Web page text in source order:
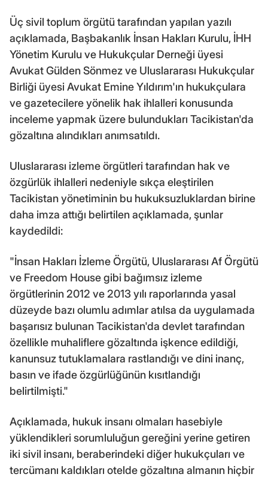
Üç sivil toplum örgütü tarafından yapılan yazılı
açıklamada, Başbakanlık İnsan Hakları Kurulu, İHH
Yönetim Kurulu ve Hukukçular Derneği üyesi
Avukat Gülden Sönmez ve Uluslararası Hukukçular
Birliği üyesi Avukat Emine Yıldırım'ın hukukçulara
ve gazetecilere yönelik hak ihlalleri konusunda
inceleme yapmak üzere bulundukları Tacikistan'da
gözaltına alındıkları anımsatıldı.
Uluslararası izleme örgütleri tarafından hak ve
özgürlük ihlalleri nedeniyle sıkça eleştirilen
Tacikistan yönetiminin bu hukuksuzluklardan birine
daha imza attığı belirtilen açıklamada, şunlar
kaydedildi:
"İnsan Hakları İzleme Örgütü, Uluslararası Af Örgütü
ve Freedom House gibi bağımsız izleme
örgütlerinin 2012 ve 2013 yılı raporlarında yasal
düzeyde bazı olumlu adımlar atılsa da uygulamada
başarısız bulunan Tacikistan'da devlet tarafından
özellikle muhaliflere gözaltında işkence edildiği,
kanunsuz tutuklamalara rastlandığı ve dini inanç,
basın ve ifade özgürlüğünün kısıtlandığı
belirtilmişti."
Açıklamada, hukuk insanı olmaları hasebiyle
yüklendikleri sorumluluğun gereğini yerine getiren
iki sivil insanı, beraberindeki diğer hukukçuları ve
tercümanı kaldıkları otelde gözaltına almanın hiçbir